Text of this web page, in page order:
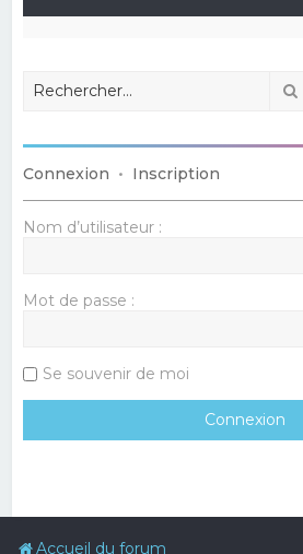
Connexion • Inscription
Nom d’utilisateur :
Mot de passe :
Se souvenir de moi
Accueil du forum